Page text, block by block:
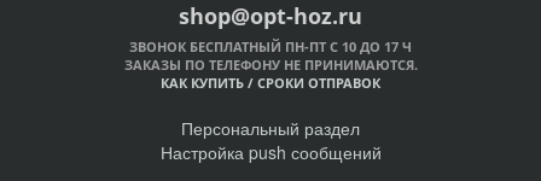
shop@opt-hoz.ru
ЗВОНОК БЕСПЛАТНЫЙ ПН-ПТ С 10 ДО 17 Ч
ЗАКАЗЫ ПО ТЕЛЕФОНУ НЕ ПРИНИМАЮТСЯ.
КАК КУПИТЬ / СРОКИ ОТПРАВОК
Персональный раздел
Настройка push сообщений